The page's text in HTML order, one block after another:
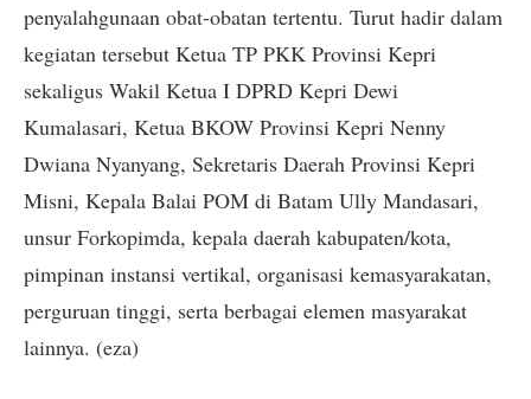
penyalahgunaan obat-obatan tertentu. Turut hadir dalam
kegiatan tersebut Ketua TP PKK Provinsi Kepri
sekaligus Wakil Ketua I DPRD Kepri Dewi
Kumalasari, Ketua BKOW Provinsi Kepri Nenny
Dwiana Nyanyang, Sekretaris Daerah Provinsi Kepri
Misni, Kepala Balai POM di Batam Ully Mandasari,
unsur Forkopimda, kepala daerah kabupaten/kota,
pimpinan instansi vertikal, organisasi kemasyarakatan,
perguruan tinggi, serta berbagai elemen masyarakat
lainnya. (eza)